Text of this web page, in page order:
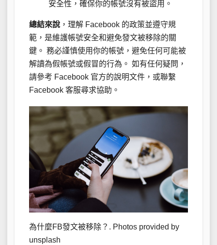
安全性，確保你的帳號沒有被盜用。
總結來說 ，理解 Facebook 的政策並遵守規
範，是維護帳號安全和避免發文被移除的關
鍵。 務必謹慎使用你的帳號，避免任何可能被
解讀為假帳號或假冒的行為。 如有任何疑問，
請參考 Facebook 官方的說明文件，或聯繫
Facebook 客服尋求協助。
為什麼FB發文被移除？. Photos provided by
unsplash